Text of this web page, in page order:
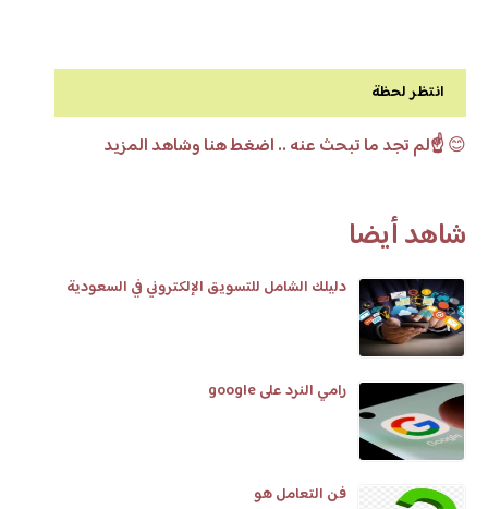
انتظر لحظة
😊☝️لم تجد ما تبحث عنه .. اضغط هنا وشاهد المزيد
شاهد أيضا
دليلك الشامل للتسويق الإلكتروني في السعودية
رامي النرد على google
فن التعامل هو